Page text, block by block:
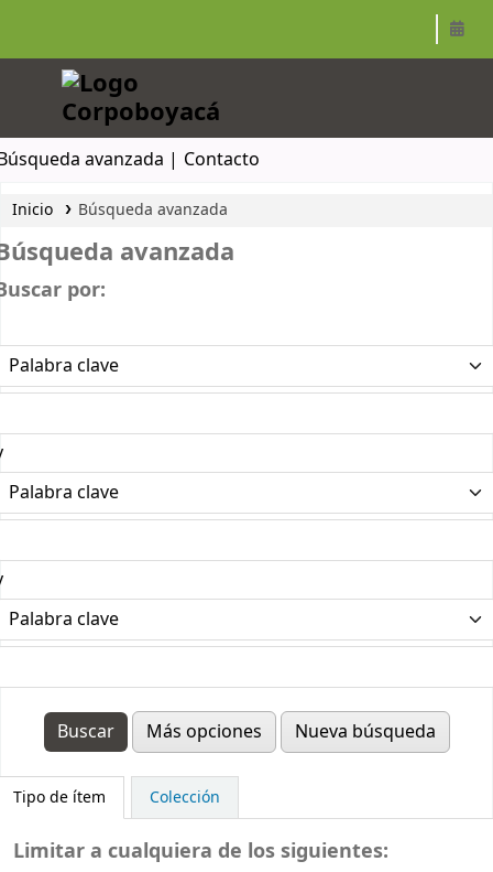
Corpoboyacá
avanzada Contacto
Inicio Búsqueda avanzada
avanzada
por:
Más opciones Nueva búsqueda
Tipo de ítem Colección
Limitar a cualquiera de los siguientes: